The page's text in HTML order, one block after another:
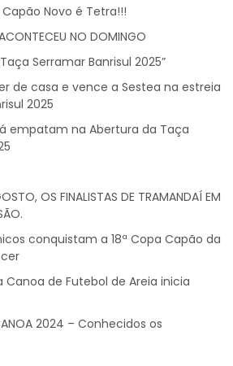
Capão Novo é Tetra!!!
NO DOMINGO
Serramar Banrisul 2025”
de casa e vence a Sestea na estreia
2025
empatam na Abertura da Taça
OS FINALISTAS DE TRAMANDAÍ EM
conquistam a 18ª Copa Capão da
Canoa de Futebol de Areia inicia
2024 – Conhecidos os